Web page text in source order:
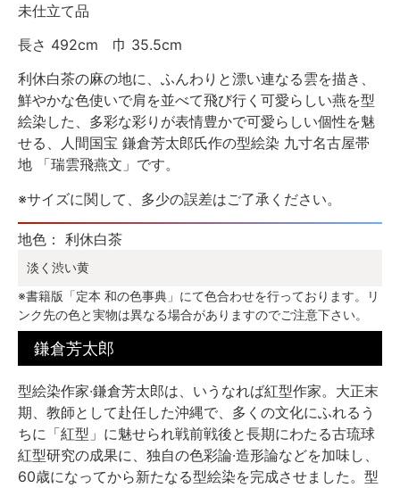
未仕立て品
長さ 492cm 巾 35.5cm
利休白茶の麻の地に、ふんわりと漂い連なる雲を描き、
鮮やかな色使いで肩を並べて飛び行く可愛らしい燕を型
絵染した、多彩な彩りが表情豊かで可愛らしい個性を魅
せる、人間国宝 鎌倉芳太郎氏作の型絵染 九寸名古屋帯
地 「瑞雲飛燕文」です。
※サイズに関して、多少の誤差はご了承ください。
地色： 利休白茶
淡く渋い黄
※書籍版「定本 和の色事典」にて色合わせを行っております。リ
ンク先の色と実物は異なる場合がありますのでご注意下さい。
鎌倉芳太郎
型絵染作家·鎌倉芳太郎は、いうなれば紅型作家。大正末
期、教師として赴任した沖縄で、多くの文化にふれるう
ちに「紅型」に魅せられ戦前戦後と長期にわたる古琉球
紅型研究の成果に、独自の色彩論·造形論などを加味し、
60歳になってから新たなる型絵染を完成させました。型